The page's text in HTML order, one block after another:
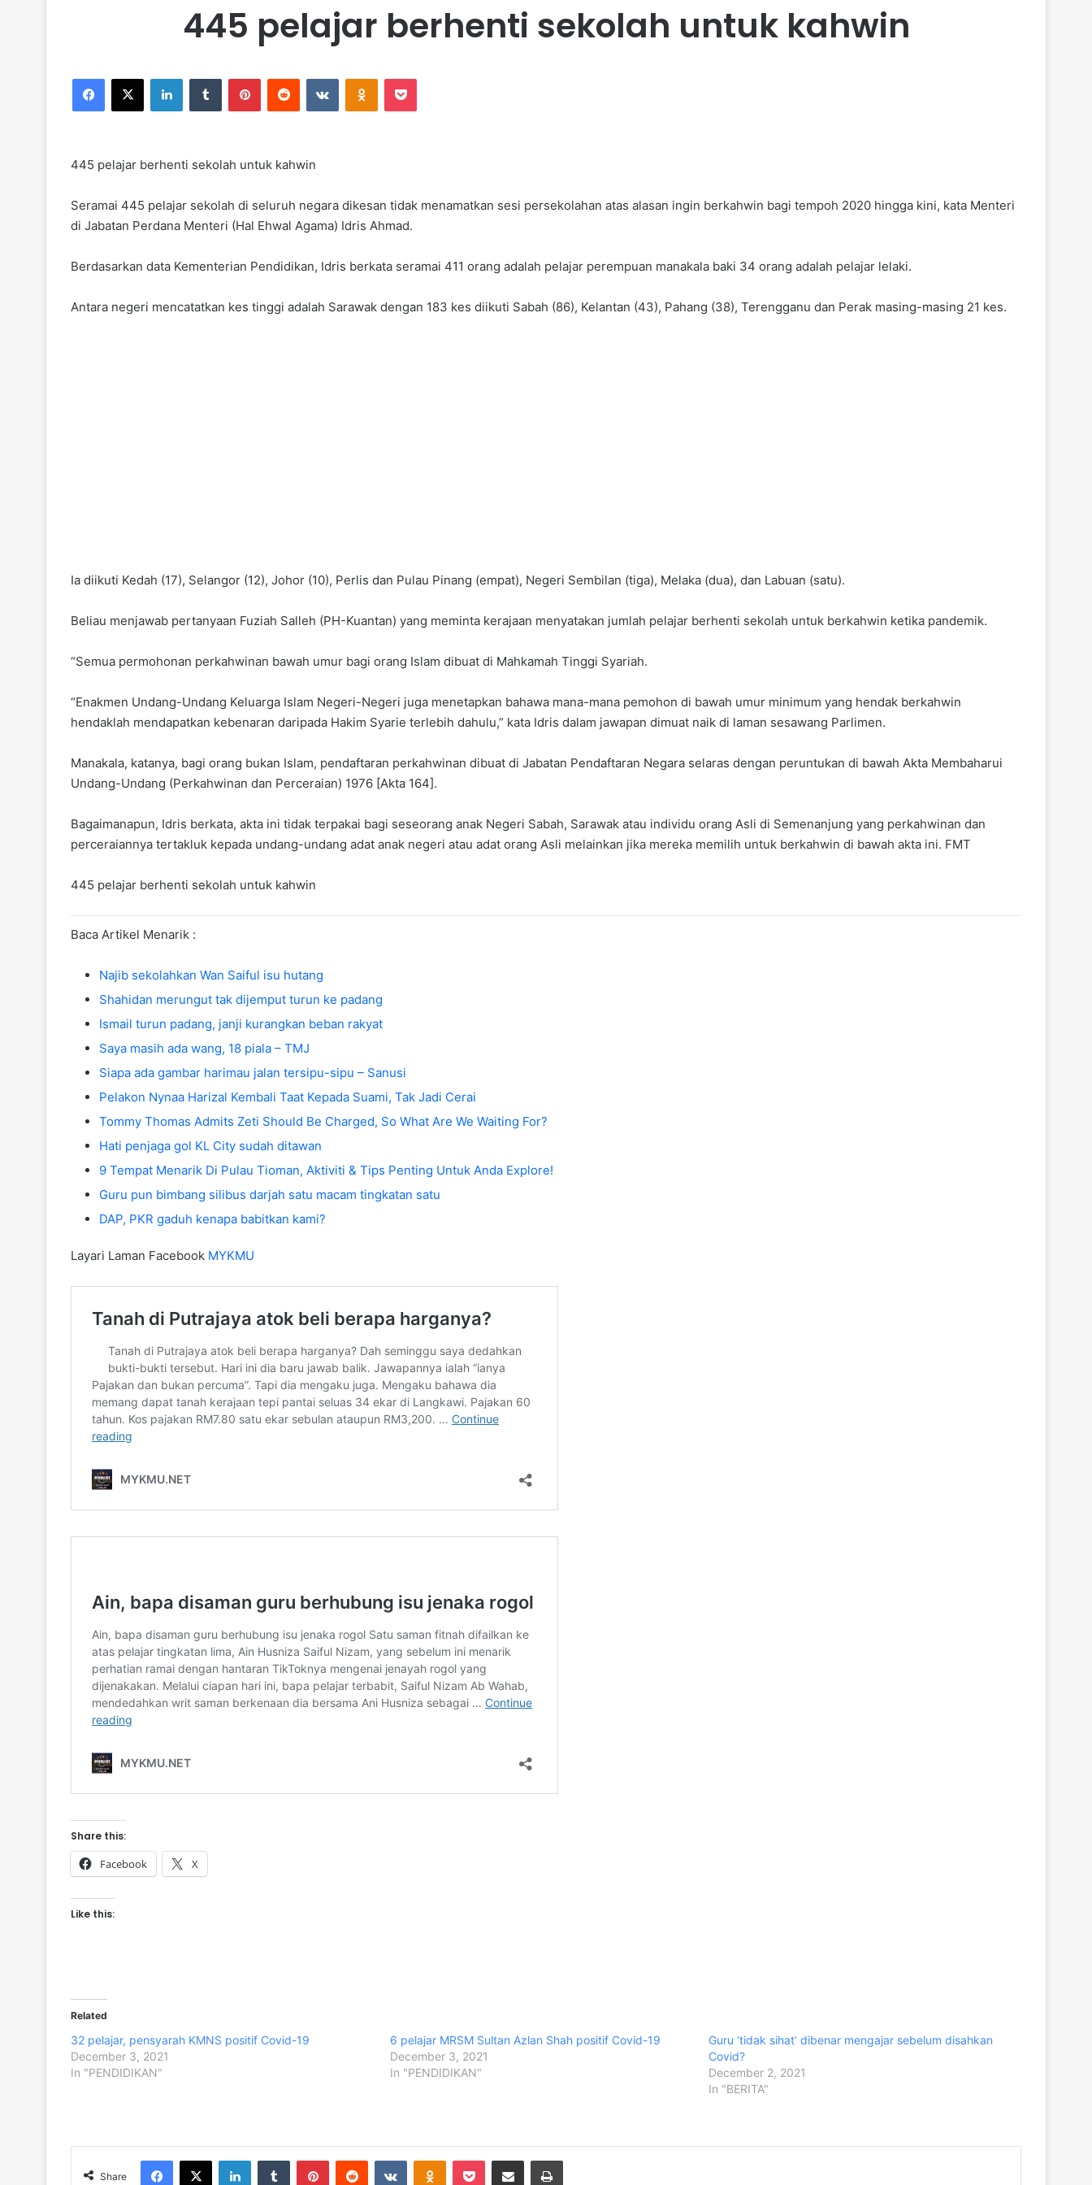
445 pelajar berhenti sekolah untuk kahwin
445 pelajar berhenti sekolah untuk kahwin
Seramai 445 pelajar sekolah di seluruh negara dikesan tidak menamatkan sesi persekolahan atas alasan ingin berkahwin bagi tempoh 2020 hingga kini, kata Menteri
di Jabatan Perdana Menteri (Hal Ehwal Agama) Idris Ahmad.
Berdasarkan data Kementerian Pendidikan, Idris berkata seramai 411 orang adalah pelajar perempuan manakala baki 34 orang adalah pelajar lelaki.
Antara negeri mencatatkan kes tinggi adalah Sarawak dengan 183 kes diikuti Sabah (86), Kelantan (43), Pahang (38), Terengganu dan Perak masing-masing 21 kes.
Ia diikuti Kedah (17), Selangor (12), Johor (10), Perlis dan Pulau Pinang (empat), Negeri Sembilan (tiga), Melaka (dua), dan Labuan (satu).
Beliau menjawab pertanyaan Fuziah Salleh (PH-Kuantan) yang meminta kerajaan menyatakan jumlah pelajar berhenti sekolah untuk berkahwin ketika pandemik.
“Semua permohonan perkahwinan bawah umur bagi orang Islam dibuat di Mahkamah Tinggi Syariah.
“Enakmen Undang-Undang Keluarga Islam Negeri-Negeri juga menetapkan bahawa mana-mana pemohon di bawah umur minimum yang hendak berkahwin
hendaklah mendapatkan kebenaran daripada Hakim Syarie terlebih dahulu,” kata Idris dalam jawapan dimuat naik di laman sesawang Parlimen.
Manakala, katanya, bagi orang bukan Islam, pendaftaran perkahwinan dibuat di Jabatan Pendaftaran Negara selaras dengan peruntukan di bawah Akta Membaharui
Undang-Undang (Perkahwinan dan Perceraian) 1976 [Akta 164].
Bagaimanapun, Idris berkata, akta ini tidak terpakai bagi seseorang anak Negeri Sabah, Sarawak atau individu orang Asli di Semenanjung yang perkahwinan dan
perceraiannya tertakluk kepada undang-undang adat anak negeri atau adat orang Asli melainkan jika mereka memilih untuk berkahwin di bawah akta ini. FMT
445 pelajar berhenti sekolah untuk kahwin
Baca Artikel Menarik :
Najib sekolahkan Wan Saiful isu hutang
Shahidan merungut tak dijemput turun ke padang
Ismail turun padang, janji kurangkan beban rakyat
Saya masih ada wang, 18 piala – TMJ
Siapa ada gambar harimau jalan tersipu-sipu – Sanusi
Pelakon Nynaa Harizal Kembali Taat Kepada Suami, Tak Jadi Cerai
Tommy Thomas Admits Zeti Should Be Charged, So What Are We Waiting For?
Hati penjaga gol KL City sudah ditawan
9 Tempat Menarik Di Pulau Tioman, Aktiviti & Tips Penting Untuk Anda Explore!
Guru pun bimbang silibus darjah satu macam tingkatan satu
DAP, PKR gaduh kenapa babitkan kami?
Layari Laman Facebook MYKMU
Share this:
Facebook X
Like this:
Related
32 pelajar, pensyarah KMNS positif Covid-19
December 3, 2021
In "PENDIDIKAN"
6 pelajar MRSM Sultan Azlan Shah positif Covid-19
December 3, 2021
In "PENDIDIKAN"
Guru ‘tidak sihat’ dibenar mengajar sebelum disahkan
Covid?
December 2, 2021
In "BERITA"
Share